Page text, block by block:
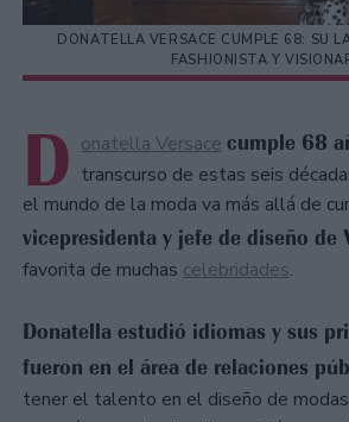
DONATELLA VERSACE CUMPLE 68: SU
FASHIONISTA Y
D onatella Versace cumple 68
transcurso de estas seis
el mundo de la moda va más allá de
vicepresidenta y jefe de diseño de
favorita de muchas celebridades.
Donatella estudió idiomas y sus
fueron en el área de relaciones
tener el talento en el diseño de